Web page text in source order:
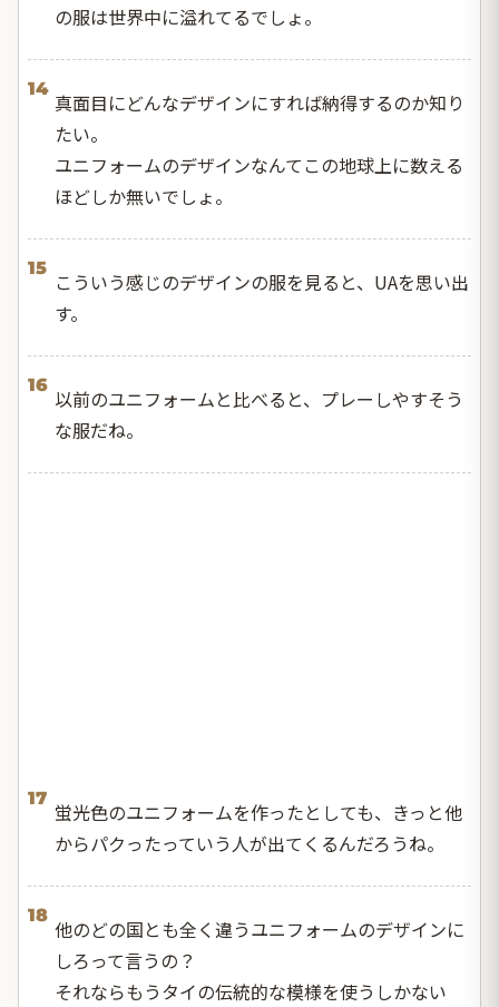
の服は世界中に溢れてるでしょ。
14
真面目にどんなデザインにすれば納得するのか知り
たい。
ユニフォームのデザインなんてこの地球上に数える
ほどしか無いでしょ。
15
こういう感じのデザインの服を見ると、UAを思い出
す。
16
以前のユニフォームと比べると、プレーしやすそう
な服だね。
17
蛍光色のユニフォームを作ったとしても、きっと他
からパクったっていう人が出てくるんだろうね。
18
他のどの国とも全く違うユニフォームのデザインに
しろって言うの？
それならもうタイの伝統的な模様を使うしかない